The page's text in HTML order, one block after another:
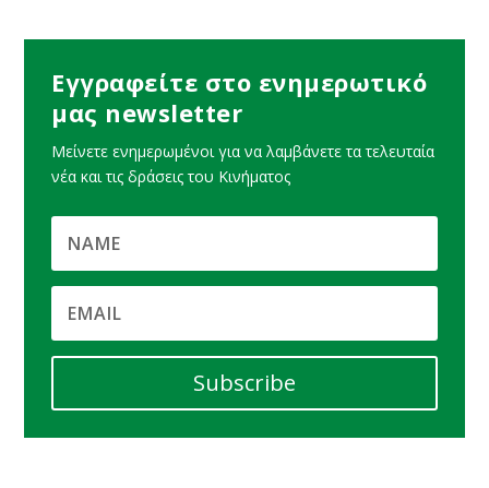
Εγγραφείτε στο ενημερωτικό
μας newsletter
Μείνετε ενημερωμένοι για να λαμβάνετε τα τελευταία
νέα και τις δράσεις του Κινήματος
Subscribe